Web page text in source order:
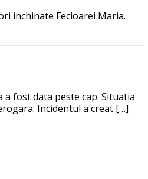
inchinate Fecioarei Maria.
fost data peste cap. Situatia
Incidentul a creat […]